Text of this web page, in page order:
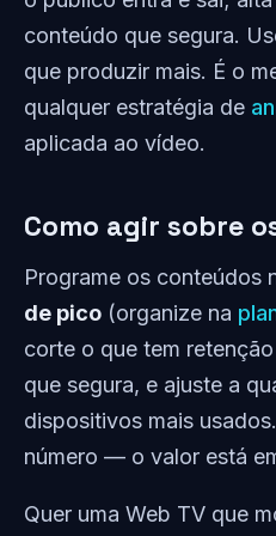
conteúdo que segura.
que produzir mais. É o
qualquer estratégia de
aplicada ao vídeo.
Como agir sobre
Programe os conteúdos
de pico (organize na
corte o que tem
que segura, e ajuste a
dispositivos mais
número — o valor está
Quer uma Web TV que